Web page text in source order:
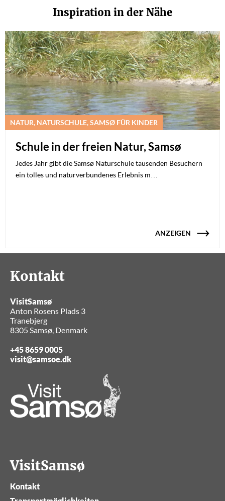
Inspiration in der Nähe
NATUR, NATURSCHULE, SAMSØ FÜR KINDER
Schule in der freien Natur, Samsø
Jedes Jahr gibt die Samsø Naturschule tausenden Besuchern
ein tolles und naturverbundenes Erlebnis m…
ANZEIGEN
Kontakt
VisitSamsø
Anton Rosens Plads 3
Tranebjerg
8305 Samsø, Denmark
+45 8659 0005
visit@samsoe.dk
VisitSamsø
Kontakt